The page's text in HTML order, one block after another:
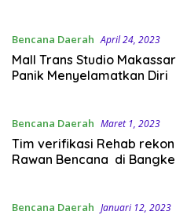
Bencana Daerah April 24, 2023
Mall Trans Studio
Panik Menyelamatkan Diri
Bencana Daerah Maret 1, 2023
Tim verifikasi Rehab rekon
Rawan Bencana di
Bencana Daerah Januari 12, 2023